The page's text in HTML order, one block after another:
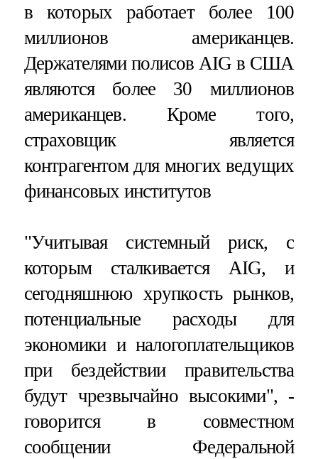
в которых работает более 100
миллионов американцев.
Держателями полисов AIG в США
являются более 30 миллионов
американцев. Кроме того,
страховщик является
контрагентом для многих ведущих
финансовых институтов
"Учитывая системный риск, с
которым сталкивается AIG, и
сегодняшнюю хрупкость рынков,
потенциальные расходы для
экономики и налогоплательщиков
при бездействии правительства
будут чрезвычайно высокими", -
говорится в совместном
сообщении Федеральной